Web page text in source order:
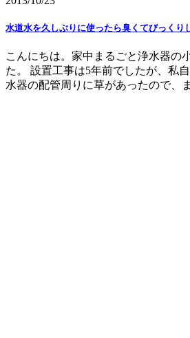
水道水を久しぶりに使ったら臭くてびっくり
こんにちは。家中まるごと浄水器の
た。 設置工事は5年前でしたが、私
水器の配管周りに草があったので